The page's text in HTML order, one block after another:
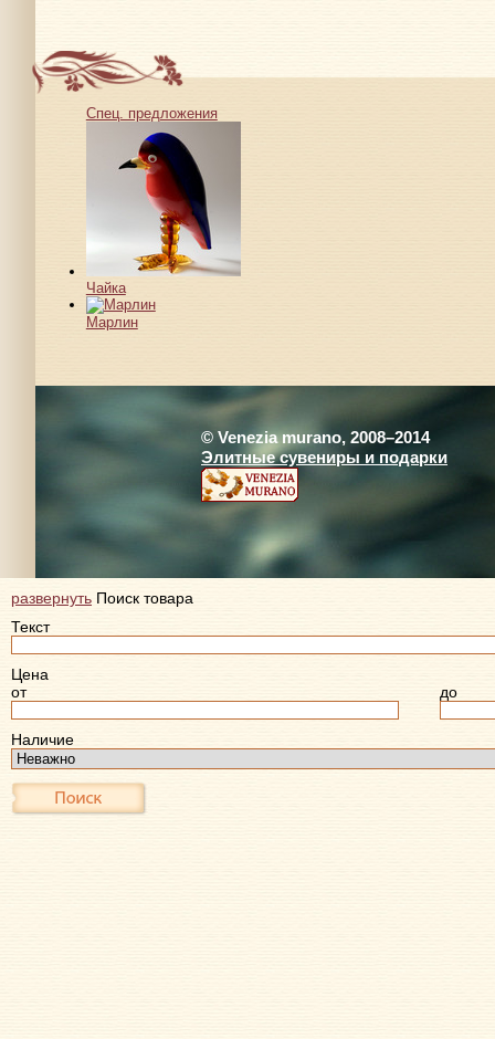
Спец. предложения
Чайка
Марлин
© Venezia murano, 2008–2014
Элитные сувениры и подарки
развернуть Поиск товара
Текст
Цена
от
до
Наличие